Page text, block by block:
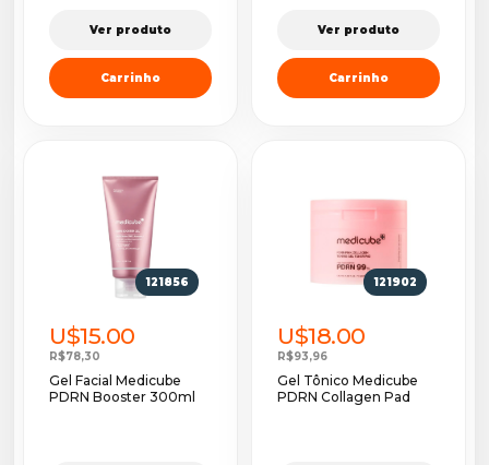
Ver produto
Carrinho
Ver produto
Carrinho
121856
U$15.00
R$78,30
Gel Facial Medicube
PDRN Booster 300ml
121902
U$18.00
R$93,96
Gel Tônico Medicube
PDRN Collagen Pad